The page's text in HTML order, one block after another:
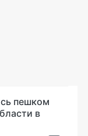
пешком
в